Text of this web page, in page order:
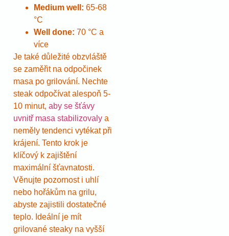
Medium well: 65-68
°C
Well done: 70 °C a
více
Je také důležité obzvláště
se zaměřit na odpočinek
masa po grilování. Nechte
steak odpočívat alespoň 5-
10 minut, aby se šťávy
uvnitř masa stabilizovaly a
neměly tendenci vytékat při
krájení. Tento krok je
klíčový k zajištění
maximální šťavnatosti.
Věnujte pozornost i uhlí
nebo hořákům na grilu,
abyste zajistili dostatečné
teplo. Ideální je mít
grilované steaky na vyšší